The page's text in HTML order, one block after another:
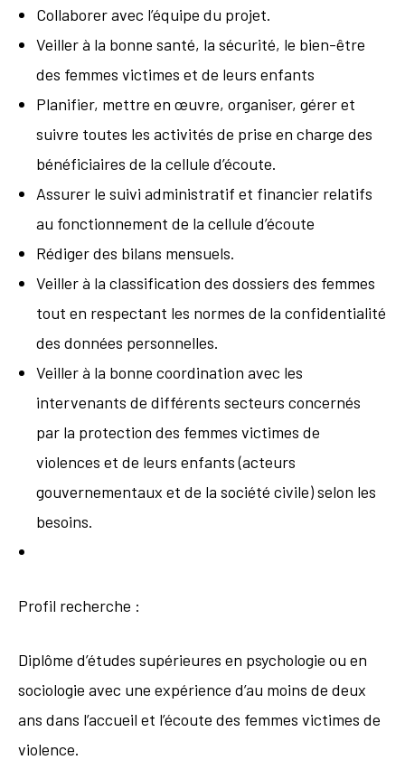
Collaborer avec l’équipe du projet.
Veiller à la bonne santé, la sécurité, le bien-être
des femmes victimes et de leurs enfants
Planifier, mettre en œuvre, organiser, gérer et
suivre toutes les activités de prise en charge des
bénéficiaires de la cellule d’écoute.
Assurer le suivi administratif et financier relatifs
au fonctionnement de la cellule d’écoute
Rédiger des bilans mensuels.
Veiller à la classification des dossiers des femmes
tout en respectant les normes de la confidentialité
des données personnelles.
Veiller à la bonne coordination avec les
intervenants de différents secteurs concernés
par la protection des femmes victimes de
violences et de leurs enfants (acteurs
gouvernementaux et de la société civile) selon les
besoins.
Profil recherche :
Diplôme d’études supérieures en psychologie ou en
sociologie avec une expérience d’au moins de deux
ans dans l’accueil et l’écoute des femmes victimes de
violence.